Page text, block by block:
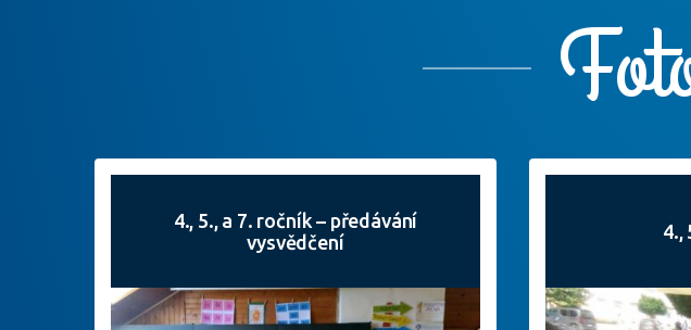
4., 5., a 7. ročník – předávání
vysvědčení
4.,